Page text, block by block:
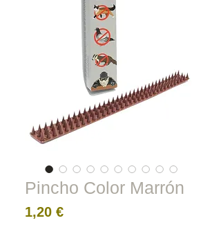
Pincho Color Marrón
1,20 €Precio